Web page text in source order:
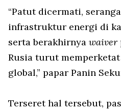
“Patut dicermati,
infrastruktur energi di
serta berakhirnya waiver
Rusia turut
global,” papar Panin
Terseret hal tersebut,